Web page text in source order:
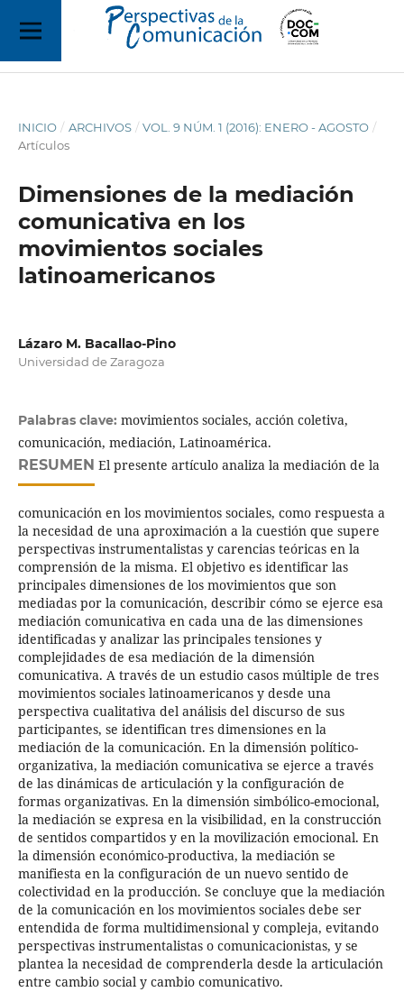
INICIO / ARCHIVOS / VOL. 9 NÚM. 1 (2016): ENERO - AGOSTO /
Artículos
Dimensiones de la mediación
comunicativa en los
movimientos sociales
latinoamericanos
Lázaro M. Bacallao-Pino
Universidad de Zaragoza
Palabras clave: movimientos sociales, acción coletiva,
comunicación, mediación, Latinoamérica.
RESUMEN El presente artículo analiza la mediación de la
comunicación en los movimientos sociales, como respuesta a
la necesidad de una aproximación a la cuestión que supere
perspectivas instrumentalistas y carencias teóricas en la
comprensión de la misma. El objetivo es identificar las
principales dimensiones de los movimientos que son
mediadas por la comunicación, describir cómo se ejerce esa
mediación comunicativa en cada una de las dimensiones
identificadas y analizar las principales tensiones y
complejidades de esa mediación de la dimensión
comunicativa. A través de un estudio casos múltiple de tres
movimientos sociales latinoamericanos y desde una
perspectiva cualitativa del análisis del discurso de sus
participantes, se identifican tres dimensiones en la
mediación de la comunicación. En la dimensión político-
organizativa, la mediación comunicativa se ejerce a través
de las dinámicas de articulación y la configuración de
formas organizativas. En la dimensión simbólico-emocional,
la mediación se expresa en la visibilidad, en la construcción
de sentidos compartidos y en la movilización emocional. En
la dimensión económico-productiva, la mediación se
manifiesta en la configuración de un nuevo sentido de
colectividad en la producción. Se concluye que la mediación
de la comunicación en los movimientos sociales debe ser
entendida de forma multidimensional y compleja, evitando
perspectivas instrumentalistas o comunicacionistas, y se
plantea la necesidad de comprenderla desde la articulación
entre cambio social y cambio comunicativo.